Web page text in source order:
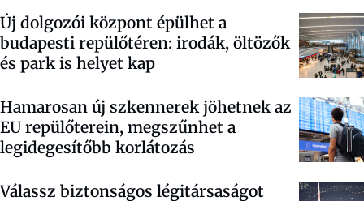
Új dolgozói központ épülhet a
budapesti repülőtéren: irodák, öltözők
és park is helyet kap
Hamarosan új szkennerek jöhetnek az
EU repülőterein, megszűnhet a
legidegesítőbb korlátozás
Válassz biztonságos légitársaságot